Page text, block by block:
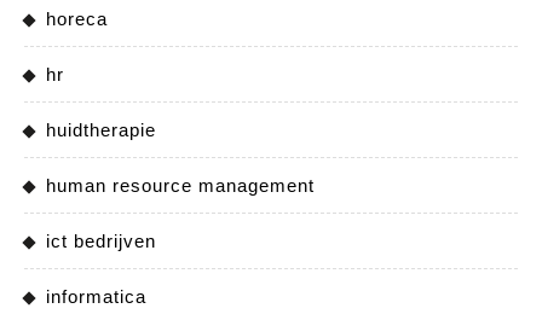
horeca
hr
huidtherapie
human resource management
ict bedrijven
informatica